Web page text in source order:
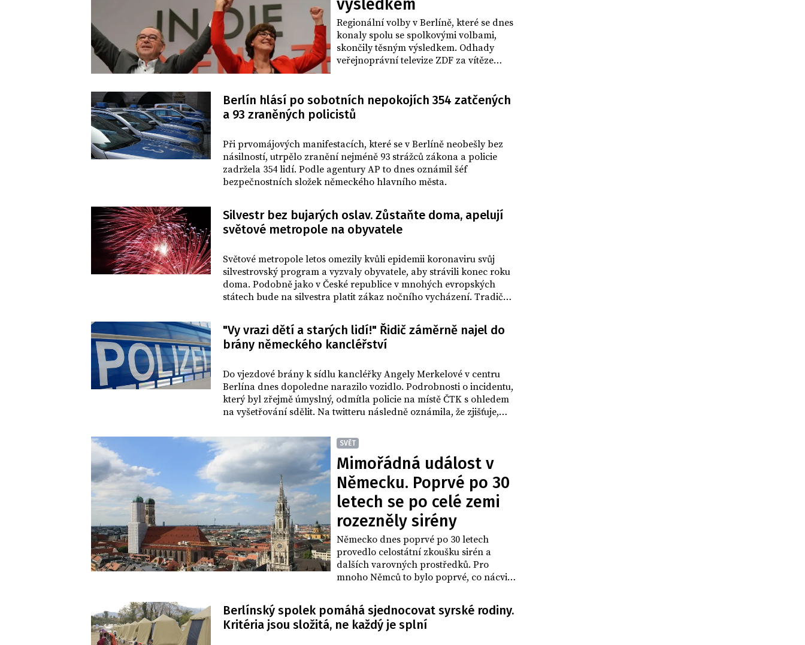
výsledkem
Regionální volby v Berlíně, které se dnes
konaly spolu se spolkovými volbami,
skončily těsným výsledkem. Odhady
veřejnoprávní televize ZDF za vítěze
(SPD), veřejnoprávní televize ARD první
místo připsala Zeleným. V obou
tak stále není rozhodnuto.
Berlín hlásí po sobotních nepokojích 354 zatčených
a 93 zraněných policistů
Při prvomájových manifestacích, které se v Berlíně neobešly bez
násilností, utrpělo zranění nejméně 93 strážců zákona a policie
zadržela 354 lidí. Podle agentury AP to dnes oznámil šéf
bezpečnostních složek německého hlavního města.
Silvestr bez bujarých oslav. Zůstaňte doma, apelují
světové metropole na obyvatele
Světové metropole letos omezily kvůli epidemii koronaviru svůj
silvestrovský program a vyzvaly obyvatele, aby strávili konec roku
doma. Podobně jako v České republice v mnohých evropských
státech bude na silvestra platit zákaz nočního vycházení. Tradiční
mnohých městech nahradí představení v televizi a na internetu.
"Vy vrazi dětí a starých lidí!" Řidič záměrně najel do
brány německého kancléřství
Do vjezdové brány k sídlu kancléřky Angely Merkelové v centru
Berlína dnes dopoledne narazilo vozidlo. Podrobnosti o incidentu,
který byl zřejmě úmyslný, odmítla policie na místě ČTK s ohledem
na vyšetřování sdělit. Na twitteru následně oznámila, že zjišťuje,
že by někdo utrpěl zranění, policie neinformovala.
SVĚT
Mimořádná událost v
Německu. Poprvé po 30
letech se po celé zemi
rozezněly sirény
Německo dnes poprvé po 30 letech
provedlo celostátní zkoušku sirén a
dalších varovných prostředků. Pro
mnoho Němců to bylo poprvé, co nácvik
zkoušce byla předem jako německý
soused také Česká republika.
Dvacetiminutová prověrka, které
Berlínský spolek pomáhá sjednocovat syrské rodiny.
Kritéria jsou složitá, ne každý je splní